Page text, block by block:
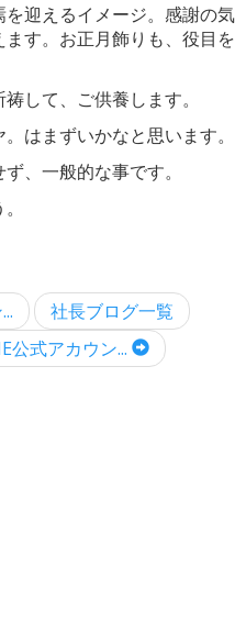
迎えるイメージ。感謝の気
す。お正月飾りも、役目を
して、ご供養します。
はまずいかなと思います。
、一般的な事です。
社長ブログ一覧
公式アカウン...